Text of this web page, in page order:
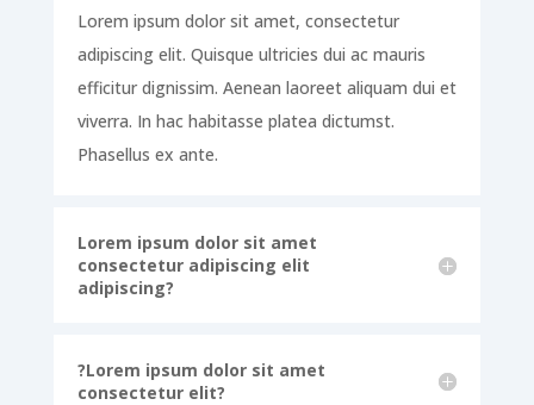
Lorem ipsum dolor sit amet, consectetur
adipiscing elit. Quisque ultricies dui ac mauris
efficitur dignissim. Aenean laoreet aliquam dui et
viverra. In hac habitasse platea dictumst.
Phasellus ex ante.
Lorem ipsum dolor sit amet
consectetur adipiscing elit
adipiscing?
?Lorem ipsum dolor sit amet
consectetur elit?